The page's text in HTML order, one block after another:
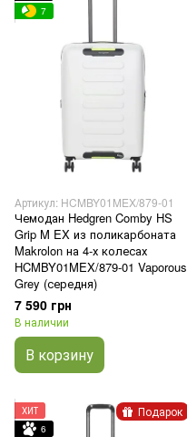
7
Артикул: HCMBY01MEX/879-01
Чемодан Hedgren Comby HS
Grip M EX из поликарбоната
Makrolon на 4-х колесах
HCMBY01MEX/879-01 Vaporous
Grey (середня)
7 590 грн
В наличии
В корзину
Подарок
ХИТ
6